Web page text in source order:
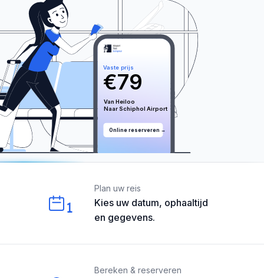
Online reserveren →
79
€
Vaste prijs
Van Heiloo
Naar Schiphol Airport
1
Kies uw datum, ophaaltijd
en gegevens.
Plan uw reis
Bereken & reserveren